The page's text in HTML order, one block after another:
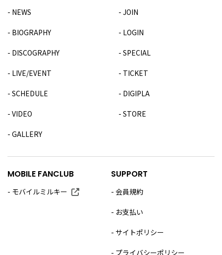
NEWS
BIOGRAPHY
DISCOGRAPHY
LIVE/EVENT
SCHEDULE
VIDEO
GALLERY
JOIN
LOGIN
SPECIAL
TICKET
DIGIPLA
STORE
MOBILE FANCLUB
モバイルミルキー
SUPPORT
会員規約
お支払い
サイトポリシー
プライバシーポリシー